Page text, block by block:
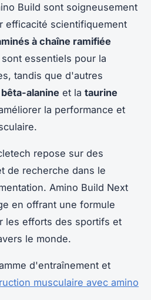
Build sont soigneusement
efficacité scientifiquement
à chaîne ramifiée
essentiels pour la
tandis que d'autres
bêta-alanine et la taurine
la performance et
repose sur des
de recherche dans le
Amino Build Next
en offrant une formule
les efforts des sportifs et
le monde.
d'entraînement et
musculaire avec amino